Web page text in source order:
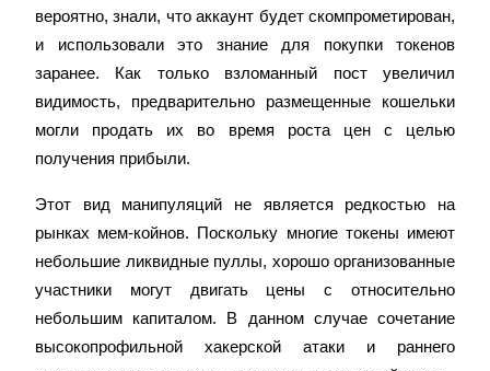
Заработок
Силовая свинья
Получайте конкурентные награды ежедневно
вероятно, знали, что аккаунт будет скомпрометирован,
и использовали это знание для покупки токенов
заранее. Как только взломанный пост увеличил
видимость, предварительно размещенные кошельки
могли продать их во время роста цен с целью
получения прибыли.
Этот вид манипуляций не является редкостью на
рынках мем-койнов. Поскольку многие токены имеют
небольшие ликвидные пуллы, хорошо организованные
участники могут двигать цены с относительно
небольшим капиталом. В данном случае сочетание
высокопрофильной хакерской атаки и раннего